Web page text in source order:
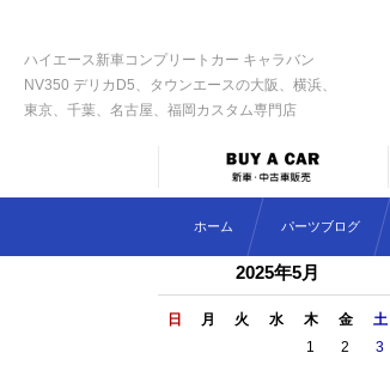
ハイエース新車コンプリートカー キャラバン
NV350 デリカD5、タウンエースの大阪、横浜、
東京、千葉、名古屋、福岡カスタム専門店
ホーム パーツブログ
2025年5月
日 月 火 水 木 金 土
1 2
3